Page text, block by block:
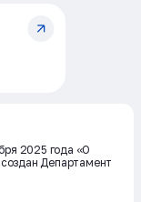
2025 года «О
Департамент